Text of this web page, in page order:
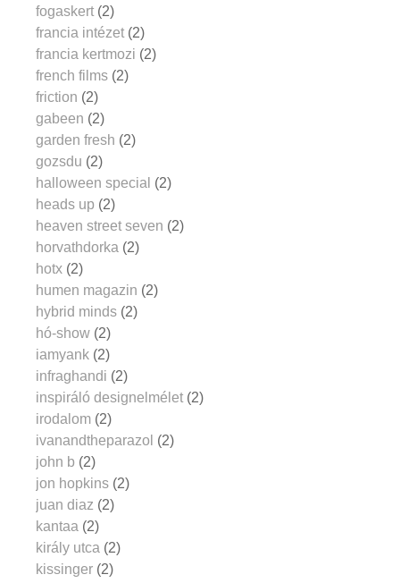
fogaskert (2)
francia intézet (2)
francia kertmozi (2)
french films (2)
friction (2)
gabeen (2)
garden fresh (2)
gozsdu (2)
halloween special (2)
heads up (2)
heaven street seven (2)
horvathdorka (2)
hotx (2)
humen magazin (2)
hybrid minds (2)
hó-show (2)
iamyank (2)
infraghandi (2)
inspiráló designelmélet (2)
irodalom (2)
ivanandtheparazol (2)
john b (2)
jon hopkins (2)
juan diaz (2)
kantaa (2)
király utca (2)
kissinger (2)